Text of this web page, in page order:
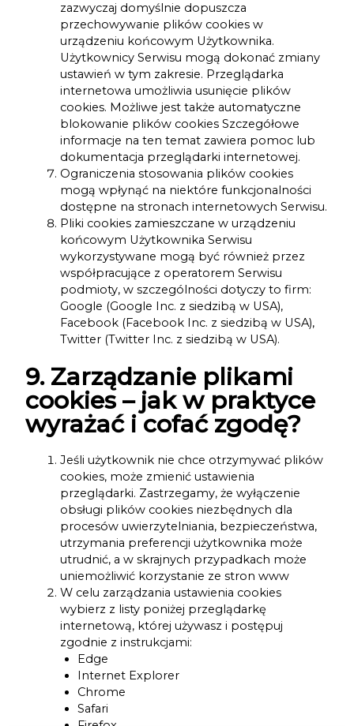
zazwyczaj domyślnie dopuszcza
przechowywanie plików cookies w
urządzeniu końcowym Użytkownika.
Użytkownicy Serwisu mogą dokonać zmiany
ustawień w tym zakresie. Przeglądarka
internetowa umożliwia usunięcie plików
cookies. Możliwe jest także automatyczne
blokowanie plików cookies Szczegółowe
informacje na ten temat zawiera pomoc lub
dokumentacja przeglądarki internetowej.
Ograniczenia stosowania plików cookies
mogą wpłynąć na niektóre funkcjonalności
dostępne na stronach internetowych Serwisu.
Pliki cookies zamieszczane w urządzeniu
końcowym Użytkownika Serwisu
wykorzystywane mogą być również przez
współpracujące z operatorem Serwisu
podmioty, w szczególności dotyczy to firm:
Google (Google Inc. z siedzibą w USA),
Facebook (Facebook Inc. z siedzibą w USA),
Twitter (Twitter Inc. z siedzibą w USA).
9. Zarządzanie plikami
cookies – jak w praktyce
wyrażać i cofać zgodę?
Jeśli użytkownik nie chce otrzymywać plików
cookies, może zmienić ustawienia
przeglądarki. Zastrzegamy, że wyłączenie
obsługi plików cookies niezbędnych dla
procesów uwierzytelniania, bezpieczeństwa,
utrzymania preferencji użytkownika może
utrudnić, a w skrajnych przypadkach może
uniemożliwić korzystanie ze stron www
W celu zarządzania ustawienia cookies
wybierz z listy poniżej przeglądarkę
internetową, której używasz i postępuj
zgodnie z instrukcjami:
Edge
Internet Explorer
Chrome
Safari